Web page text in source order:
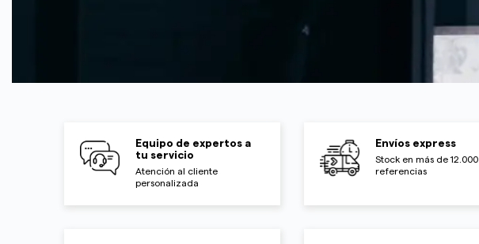
Equipo de expertos a
tu servicio
Atención al cliente
personalizada
Envíos express
Stock en más de 12.000
referencias